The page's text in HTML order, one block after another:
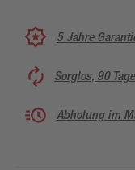
5 Jahre
Sorglos, 90
Abholung im